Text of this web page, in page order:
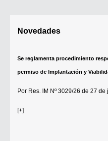
Novedades
Se reglamenta procedimiento
permiso de Implantación y
Por Res. IM Nº 3029/26 de 27 de
[+]